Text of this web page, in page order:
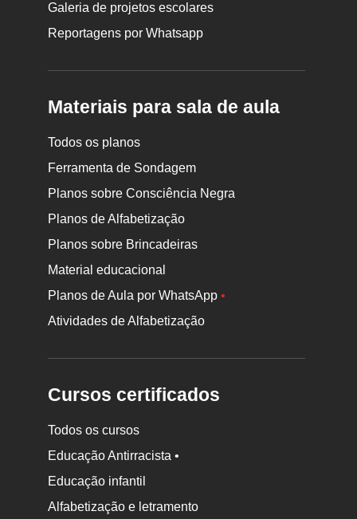
Galeria de projetos escolares
Reportagens por Whatsapp
Materiais para sala de aula
Todos os planos
Ferramenta de Sondagem
Planos sobre Consciência Negra
Planos de Alfabetização
Planos sobre Brincadeiras
Material educacional
Planos de Aula por WhatsApp•
Atividades de Alfabetização
Cursos certificados
Todos os cursos
Educação Antirracista •
Educação infantil
Alfabetização e letramento